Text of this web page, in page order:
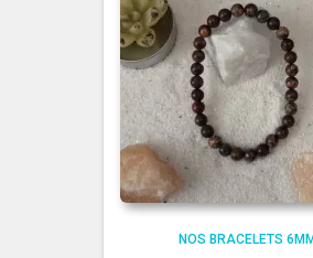
NOS BRACELETS 6MM